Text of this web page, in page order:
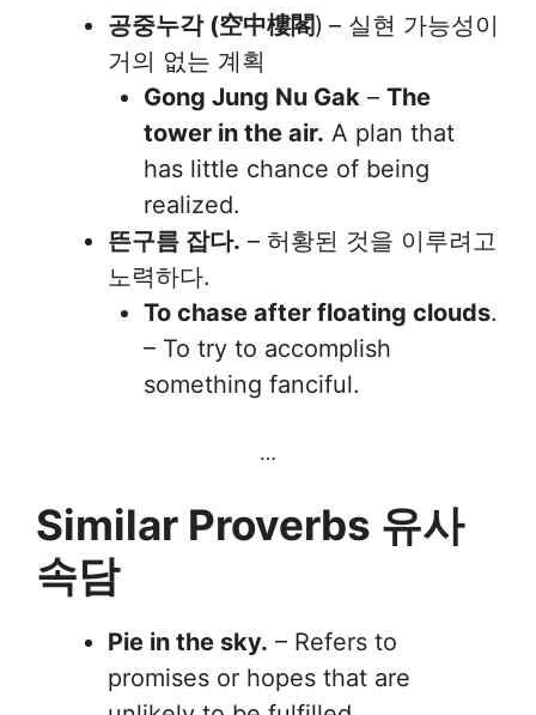
공중누각 (空中樓閣) – 실현 가능성이
거의 없는 계획
Gong Jung Nu Gak – The
tower in the air. A plan that
has little chance of being
realized.
뜬구름 잡다. – 허황된 것을 이루려고
노력하다.
To chase after floating clouds.
– To try to accomplish
something fanciful.
…
Similar Proverbs 유사
속담
Pie in the sky. – Refers to
promises or hopes that are